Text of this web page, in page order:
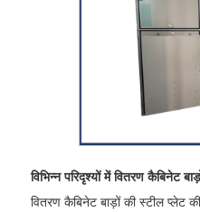
विभिन्न परिदृश्यों में वितरण कैबिनेट
वितरण कैबिनेट बाड़ों की स्टील प्लेट